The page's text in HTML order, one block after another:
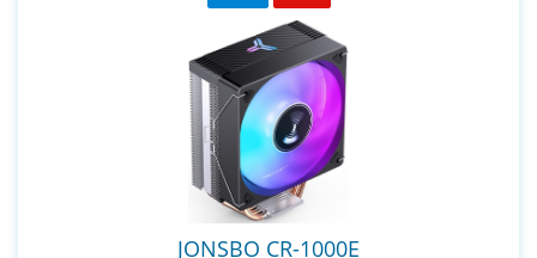
JONSBO CR-1000E